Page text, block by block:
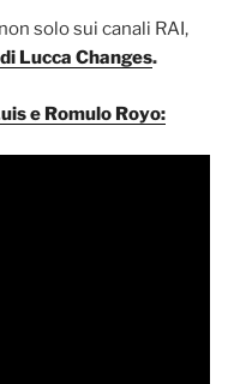
solo sui canali RAI,
Lucca Changes.
e Romulo Royo: